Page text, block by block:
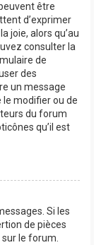
être
d’exprimer
joie, alors qu’au
consulter la
de
des
un message
modifier ou de
du forum
qu’il est
Si les
de pièces
le forum.